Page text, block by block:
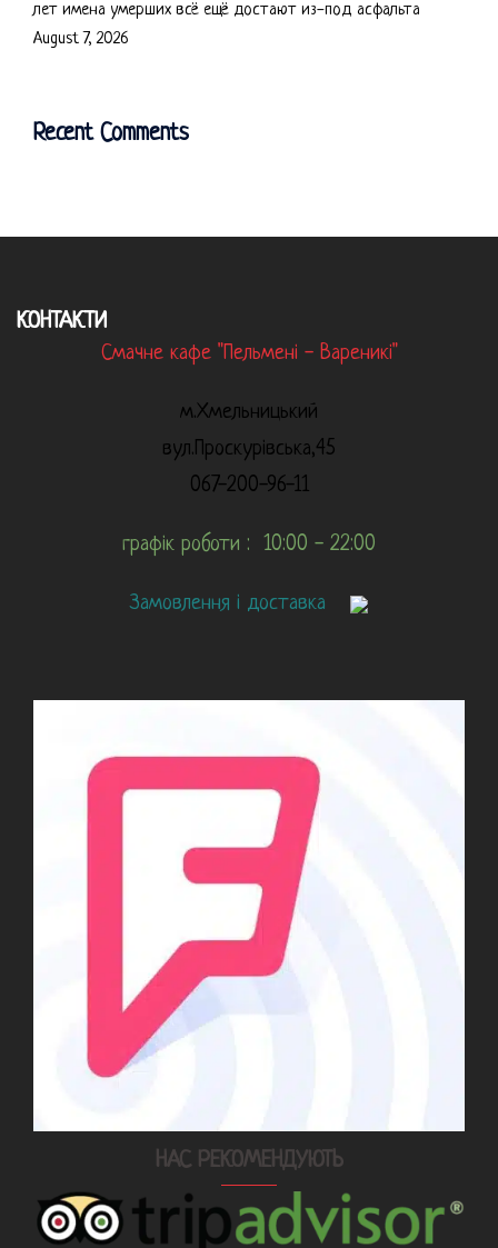
лет имена умерших всё ещё достают из-под асфальта
August 7, 2026
Recent Comments
КОНТАКТИ
Смачне кафе "Пельмені - Вареникі"
м.Хмельницький
вул.Проскурівська,45
067-200-96-11
графік роботи : 10:00 - 22:00
Замовлення і доставка
НАС РЕКОМЕНДУЮТЬ